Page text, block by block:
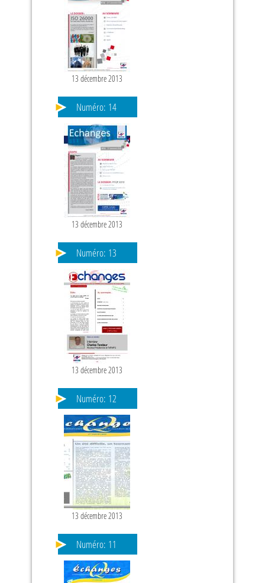
13 décembre 2013
Numéro: 14
13 décembre 2013
Numéro: 13
13 décembre 2013
Numéro: 12
13 décembre 2013
Numéro: 11
PAGES